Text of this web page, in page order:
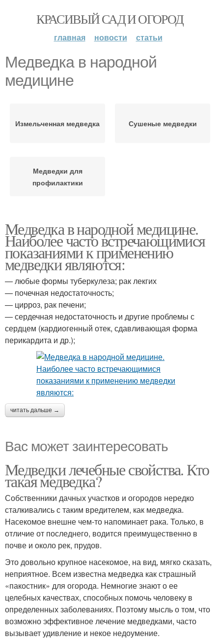
КРАСИВЫЙ САД И ОГОРОД
главная новости статьи
Медведка в народной
медицине
Измельченная медведка Сушеные медведки
Медведки для
профилактики
Медведка в народной медицине.
Наиболее часто встречающимися
показаниями к применению
медведки являются:
— любые формы туберкулеза; рак лекгих
— почечная недостаточность;
— цирроз, рак печени;
— сердечная недостаточность и другие проблемы с
сердцем (кардиогенный отек, сдавливающая форма
перикардита и др.);
читать дальше →
Вас может заинтересовать
Медведки лечебные свойства. Кто
такая медведка?
Собственники дачных участков и огородов нередко
сталкивались с таким вредителем, как медведка.
Насекомое внешне чем-то напоминает рака. Только, в
отличие от последнего, водится преимущественно в
почве и около рек, прудов.
Это довольно крупное насекомое, на вид, мягко сказать,
неприятное. Всем известна медведка как страшный
«пакостник» для огорода. Немногие знают о ее
целебных качествах, способных помочь человеку в
определенных заболеваниях. Поэтому мысль о том, что
возможно эффективное лечение медведками, часто
вызывает удивление и некое недоумение.